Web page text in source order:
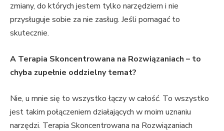
zmiany, do których jestem tylko narzędziem i nie
przysługuje sobie za nie zasług. Jeśli pomagać to
skutecznie.
A Terapia Skoncentrowana na Rozwiązaniach – to
chyba zupełnie oddzielny temat?
Nie, u mnie się to wszystko łączy w całość. To wszystko
jest takim połączeniem działających w moim uznaniu
narzędzi. Terapia Skoncentrowana na Rozwiązaniach